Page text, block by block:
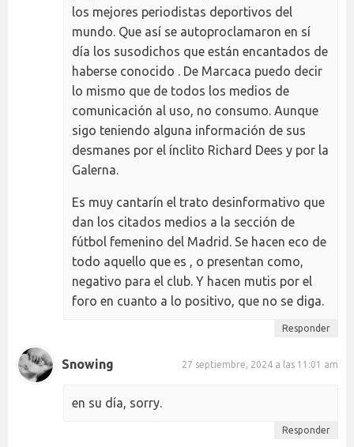
los mejores periodistas deportivos del
mundo. Que así se autoproclamaron en sí
día los susodichos que están encantados de
haberse conocido . De Marcaca puedo decir
lo mismo que de todos los medios de
comunicación al uso, no consumo. Aunque
sigo teniendo alguna información de sus
desmanes por el ínclito Richard Dees y por la
Galerna.
Es muy cantarín el trato desinformativo que
dan los citados medios a la sección de
fútbol femenino del Madrid. Se hacen eco de
todo aquello que es , o presentan como,
negativo para el club. Y hacen mutis por el
foro en cuanto a lo positivo, que no se diga.
Responder
Snowing 27 septiembre, 2024 a las 11:01 am
en su día, sorry.
Responder